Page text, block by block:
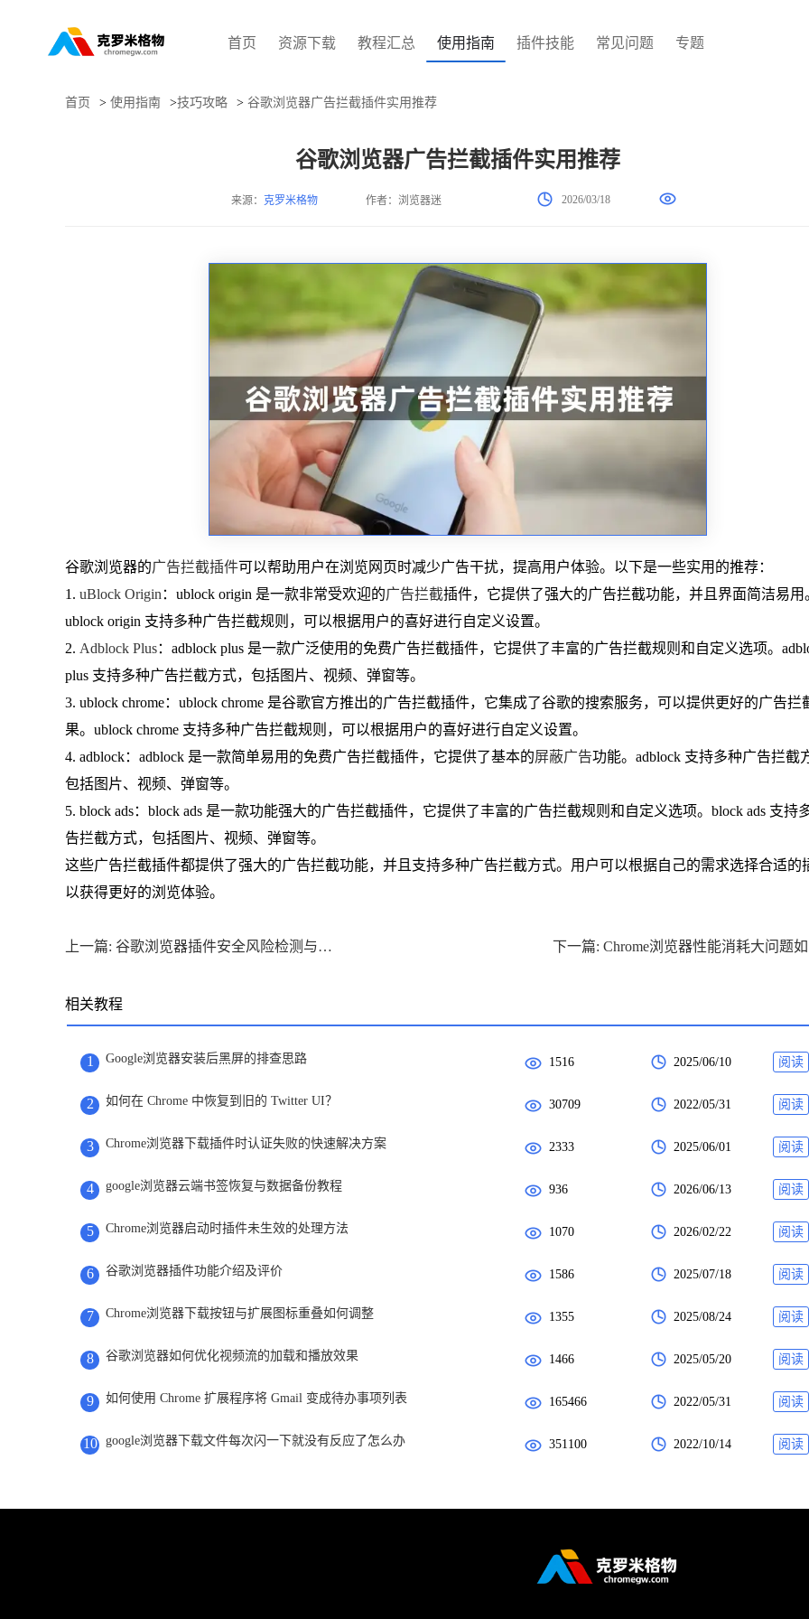
首页 资源下载 教程汇总 使用指南 插件技能 常见问题 专题
首页 > 使用指南 >技巧攻略 > 谷歌浏览器广告拦截插件实用推荐
谷歌浏览器广告拦截插件实用推荐
来源： 克罗米格物 作者：浏览器迷 2026/03/18
谷歌浏览器的广告拦截插件可以帮助用户在浏览网页时减少广告干扰，提高用户体验。以下是一些实用的推荐：
1. uBlock Origin ：ublock origin 是一款非常受欢迎的广告拦截插件，它提供了强大的广告拦截功能，并且界面简洁易用
ublock origin 支持多种广告拦截规则，可以根据用户的喜好进行自定义设置。
2. Adblock Plus：adblock plus 是一款广泛使用的免费广告拦截插件，它提供了丰富的广告拦截规则和自定义选项。
plus 支持多种广告拦截方式，包括图片、视频、弹窗等。
3. ublock chrome：ublock chrome 是谷歌官方推出的广告拦截插件，它集成了谷歌的搜索服务，可以提供更好的广告拦
果。ublock chrome 支持多种广告拦截规则，可以根据用户的喜好进行自定义设置。
4. adblock：adblock 是一款简单易用的免费广告拦截插件，它提供了基本的屏蔽广告功能。adblock 支持多种广告拦截
包括图片、视频、弹窗等。
5. block ads：block ads 是一款功能强大的广告拦截插件，它提供了丰富的广告拦截规则和自定义选项。block ads 支持
告拦截方式，包括图片、视频、弹窗等。
这些广告拦截插件都提供了强大的广告拦截功能，并且支持多种广告拦截方式。用户可以根据自己的需求选择合适的
以获得更好的浏览体验。
上一篇: 谷歌浏览器插件安全风险检测与解决方法
相关教程
1 Google浏览器安装后黑屏的排查思路 1516 2025/06/10 阅读
2 如何在 Chrome 中恢复到旧的 Twitter UI？ 30709 2022/05/31 阅读
3 Chrome浏览器下载插件时认证失败的快速解决方案 2333 2025/06/01 阅读
4 google浏览器云端书签恢复与数据备份教程 936 2026/06/13 阅读
5 Chrome浏览器启动时插件未生效的处理方法 1070 2026/02/22 阅读
6 谷歌浏览器插件功能介绍及评价 1586 2025/07/18 阅读
7 Chrome浏览器下载按钮与扩展图标重叠如何调整 1355 2025/08/24 阅读
8 谷歌浏览器如何优化视频流的加载和播放效果 1466 2025/05/20 阅读
9 如何使用 Chrome 扩展程序将 Gmail 变成待办事项列表 165466 2022/05/31 阅读
10 google浏览器下载文件每次闪一下就没有反应了怎么办 351100 2022/10/14 阅读